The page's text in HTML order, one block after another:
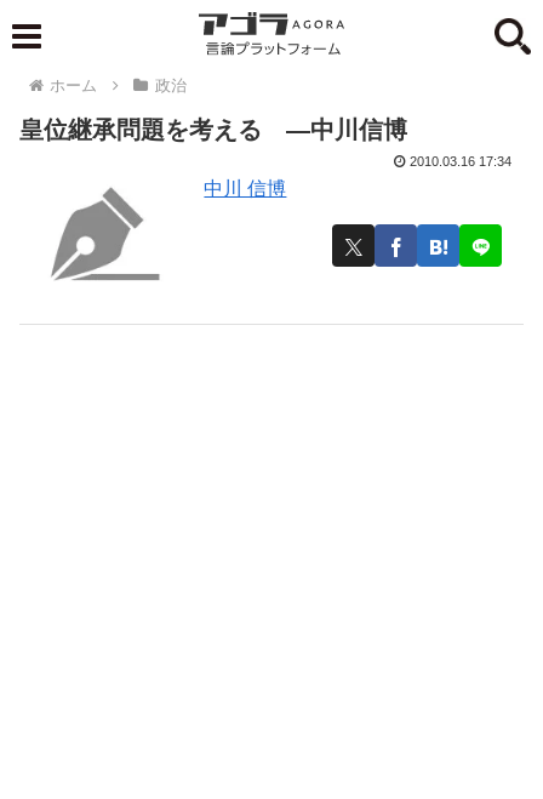
ホーム 政治
皇位継承問題を考える ―中川信博
中川 信博
2010.03.16 17:34